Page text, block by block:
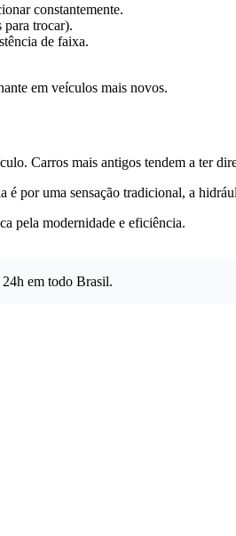
constantemente.
para trocar).
de faixa.
em veículos mais novos.
Carros mais antigos tendem a ter
é por uma sensação tradicional, a
pela modernidade e eficiência.
24h em todo Brasil.